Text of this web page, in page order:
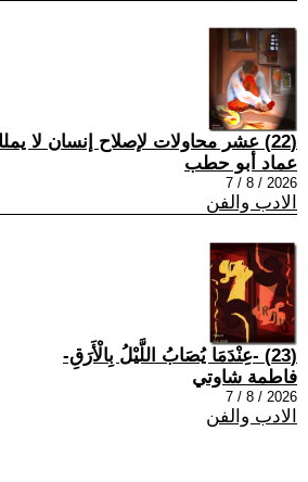
(22) عشر محاولات لإصلاح إنسان لا يملك قطع الغيار
عماد أبو حطب
2026 / 8 / 7
الادب والفن
(23) -عِنْدَمَا يُصَابُ اللَّيْلُ بِالْأَرَقِ-
فاطمة شاوتي
2026 / 8 / 7
الادب والفن